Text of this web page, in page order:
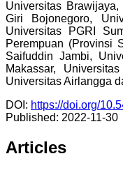
Universitas
Giri Bojonegoro,
Universitas PGRI
Perempuan (Provinsi
Saifuddin Jambi,
Makassar,
Universitas Airlangga
DOI: https://doi.org/
Published: 2022-11-30
Articles